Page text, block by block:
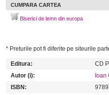
CUMPARA CARTEA
Biserici de lemn din europa
* Preturile pot fi diferite pe siteurile
Editura:
CD
Autor (i):
Ioan
ISBN: